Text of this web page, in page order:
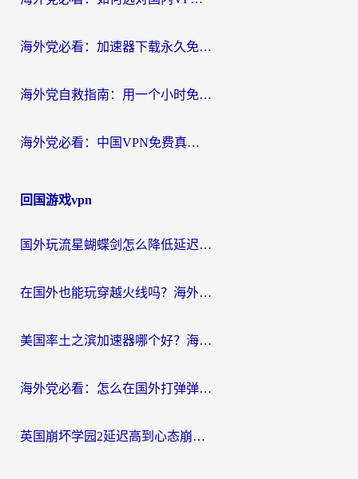
海外党必看：加速器下载永久免费版真的存在吗？教你无缝访问国内资源的正确姿势
海外党自救指南：用一个小时免费加速器，轻松打破国内资源访问壁垒？
海外党必看：中国VPN免费真的靠谱吗？手把手教你选对回国加速器
回国游戏vpn
国外玩流星蝴蝶剑怎么降低延迟？海外党必看的加速秘籍（含欧洲鸣潮&彩虹岛优化攻略）
在国外也能玩穿越火线吗？海外玩家国服游戏畅玩终极指南
美国率土之滨加速器哪个好？海外党国服游戏畅玩终极指南（附多游戏解决方案）
海外党必看：怎么在国外打弹弹堂不卡？番茄加速器亲测指南
英国崩坏学园2延迟高到心态崩？海外党国服游戏加速终极指南